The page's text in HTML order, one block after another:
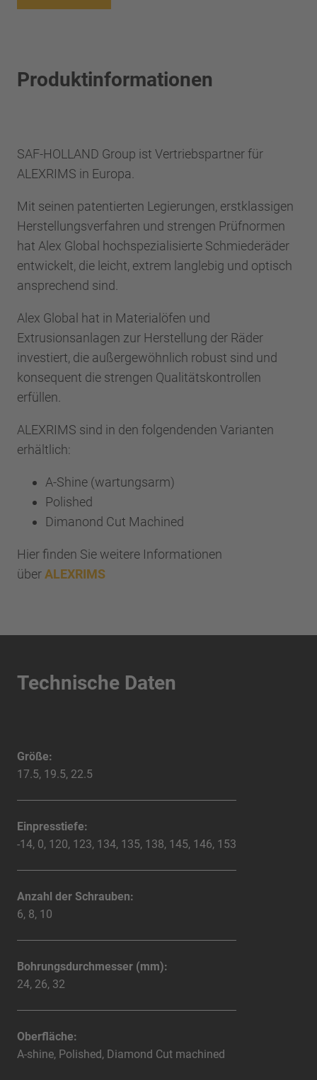
Produktinformationen
SAF-HOLLAND Group ist Vertriebspartner für
ALEXRIMS in Europa.
Mit seinen patentierten Legierungen, erstklassigen
Herstellungsverfahren und strengen Prüfnormen
hat Alex Global hochspezialisierte Schmiederäder
entwickelt, die leicht, extrem langlebig und optisch
ansprechend sind.
Alex Global hat in Materialöfen und
Extrusionsanlagen zur Herstellung der Räder
investiert, die außergewöhnlich robust sind und
konsequent die strengen Qualitätskontrollen
erfüllen.
ALEXRIMS sind in den folgendenden Varianten
erhältlich:
A-Shine (wartungsarm)
Polished
Dimanond Cut Machined
Hier finden Sie weitere Informationen
überALEXRIMS
Technische Daten
Größe:
17.5, 19.5, 22.5
Einpresstiefe:
-14, 0, 120, 123, 134, 135, 138, 145, 146, 153
Anzahl der Schrauben:
6, 8, 10
Bohrungsdurchmesser (mm):
24, 26, 32
Oberfläche:
A-shine, Polished, Diamond Cut machined